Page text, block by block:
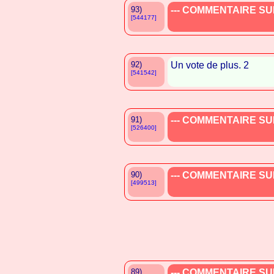
93)
[544177]
--- COMMENTAIRE
92)
[541542]
Un vote de plus. 2
91)
[526400]
--- COMMENTAIRE
90)
[499513]
--- COMMENTAIRE
89)